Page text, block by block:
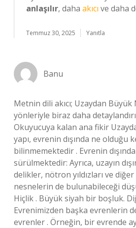
anlaşılır, daha akıcı ve daha
Temmuz 30, 2025 Yanıtla
Banu
Metnin dili akıcı; Uzaydan
yönleriyle biraz daha
Okuyucuya kalan ana fikir
yapı, evrenin dışında ne olduğu
bilinmemektedir . Evrenin
sürülmektedir: Ayrıca, uzayın
delikler, nötron yıldızları ve
nesnelerin de bulunabileceği
Hiçlik . Büyük siyah bir boşluk.
Evrenimizden başka evrenlerin
evrenler . Örneğin, bir evrende